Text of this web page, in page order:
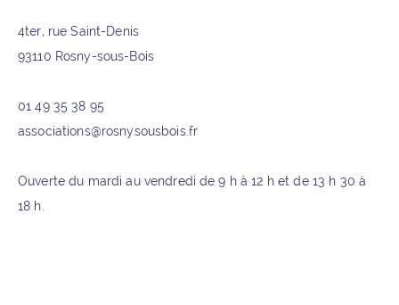
4ter, rue Saint-Denis
93110 Rosny-sous-Bois
01 49 35 38 95
associations@rosnysousbois.fr
Ouverte du mardi au vendredi de 9 h à 12 h et de 13 h 30 à
18 h.